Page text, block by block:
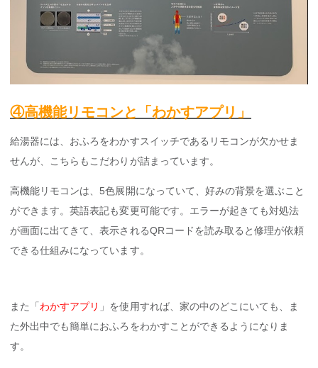
④高機能リモコンと「わかすアプリ」
給湯器には、おふろをわかすスイッチであるリモコンが欠かせま
せんが、こちらもこだわりが詰まっています。
高機能リモコンは、5色展開になっていて、好みの背景を選ぶこと
ができます。英語表記も変更可能です。エラーが起きても対処法
が画面に出てきて、表示されるQRコードを読み取ると修理が依頼
できる仕組みになっています。
また「 わかすアプリ 」を使用すれば、家の中のどこにいても、ま
た外出中でも簡単におふろをわかすことができるようになりま
す。